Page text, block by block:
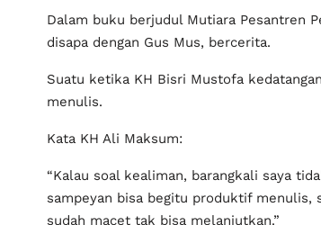
Dalam buku berjudul Mutiara Pesantren
disapa dengan Gus Mus, bercerita.
Suatu ketika KH Bisri Mustofa
menulis.
Kata KH Ali Maksum:
“Kalau soal kealiman, barangkali saya
sampeyan bisa begitu produktif menulis,
sudah macet tak bisa melanjutkan.”